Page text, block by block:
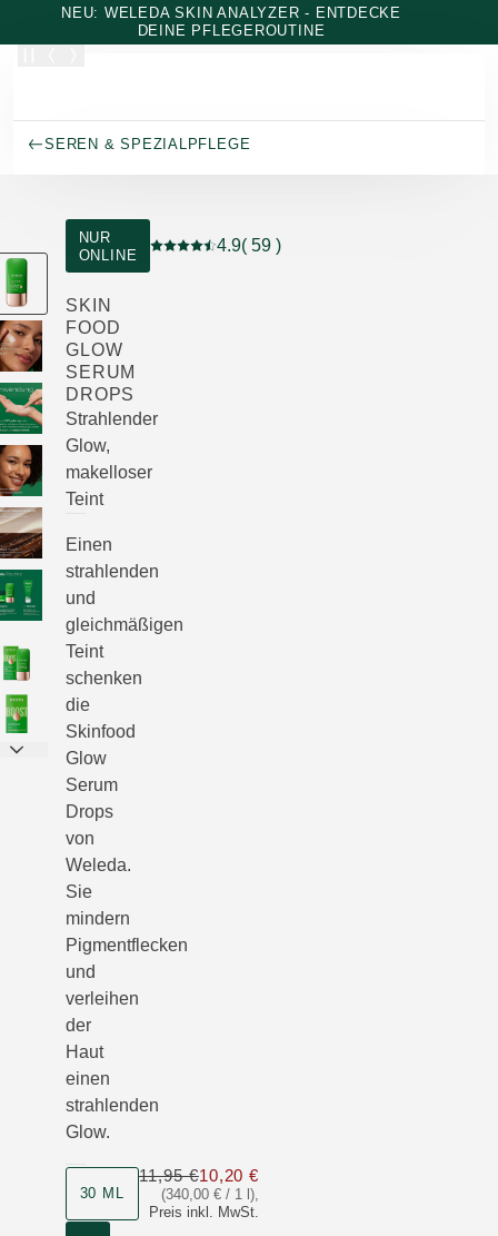
Zum Hauptinhalt wechseln
NEU: WELEDA SKIN ANALYZER - ENTDECKE
DEINE PFLEGEROUTINE
SEREN & SPEZIALPFLEGE
NUR
ONLINE
Aktuelle Bewertung: 4.9 von 5 Sternen
4.9( 59 )
SKIN
FOOD
GLOW
SERUM
DROPS
Strahlender
Glow,
makelloser
Teint
Einen
strahlenden
und
gleichmäßigen
Teint
schenken
die
Skinfood
Glow
Serum
Drops
von
Weleda.
Sie
mindern
Pigmentflecken
und
verleihen
der
Haut
einen
strahlenden
Glow.
30 ML (340,00 € / 1 l),
Preis inkl. MwSt.
11,95 €10,20 €Nur 10,20 € statt 11,95 €